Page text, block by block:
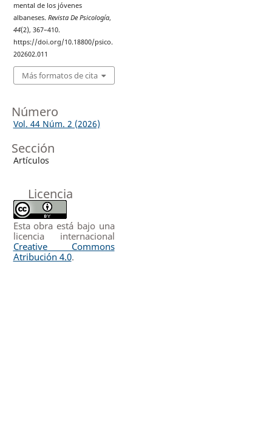
mental de los jóvenes
albaneses. Revista De Psicología,
44(2), 367–410.
https://doi.org/10.18800/psico.
202602.011
Más formatos de cita
Número
Vol. 44 Núm. 2 (2026)
Sección
Artículos
Licencia
Esta obra está bajo una
licencia internacional
Creative Commons
Atribución 4.0.